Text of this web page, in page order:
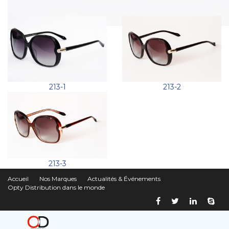
213-1 213-2
213-3
Accueil Nos Marques
Actualités & Événements
Opty Distribution dans le monde